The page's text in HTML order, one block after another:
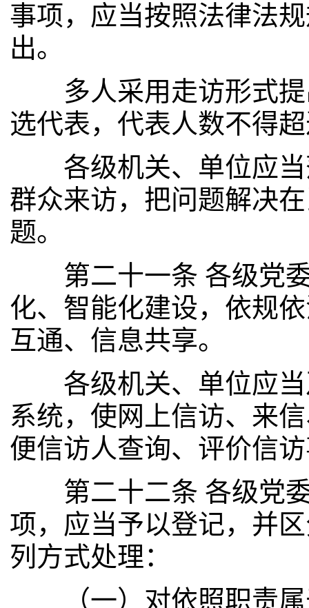
事项，应当按照法律法
出。
多人采用走访形式提
选代表，代表人数不得
各级机关、单位应当
群众来访，把问题解决
题。
第二十一条 各级党委
化、智能化建设，依规
互通、信息共享。
各级机关、单位应当
系统，使网上信访、来
便信访人查询、评价信
第二十二条 各级党委
项，应当予以登记，并
列方式处理：
（一）对依照职责属